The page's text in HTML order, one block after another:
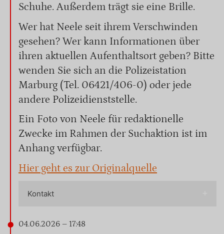
Schuhe. Außerdem trägt sie eine Brille.
Wer hat Neele seit ihrem Verschwinden
gesehen? Wer kann Informationen über
ihren aktuellen Aufenthaltsort geben? Bitte
wenden Sie sich an die Polizeistation
Marburg (Tel. 06421/406-0) oder jede
andere Polizeidienststelle.
Ein Foto von Neele für redaktionelle
Zwecke im Rahmen der Suchaktion ist im
Anhang verfügbar.
Hier geht es zur Originalquelle
Kontakt
04.06.2026 – 17:48